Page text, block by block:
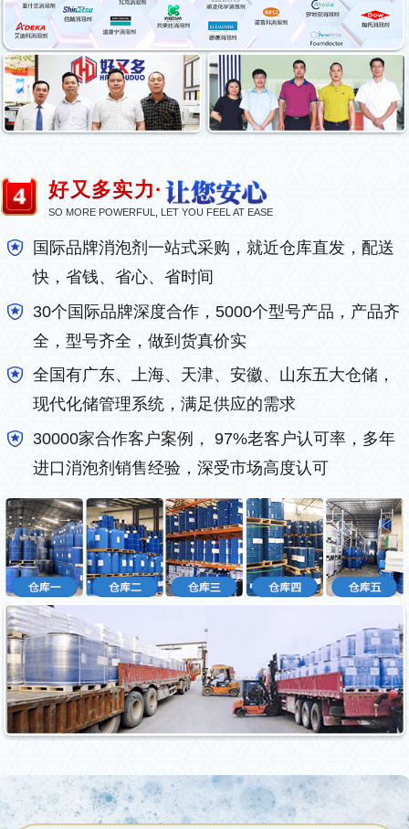
好又多实力·
SO MORE POWERFUL, LET YOU FEEL AT EASE
国际品牌消泡剂一站式采购，就近仓库直发，配送
快，省钱、省心、省时间
30个国际品牌深度合作，5000个型号产品，产品齐
全，型号齐全，做到货真价实
全国有广东、上海、天津、安徽、山东五大仓储，
现代化储管理系统，满足供应的需求
30000家合作客户案例， 97%老客户认可率，多年
进口消泡剂销售经验，深受市场高度认可